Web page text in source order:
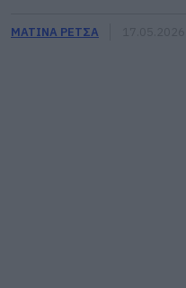
ΜΑΤΙΝΑ ΡΕΤΣΑ